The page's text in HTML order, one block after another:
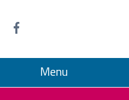
Menu